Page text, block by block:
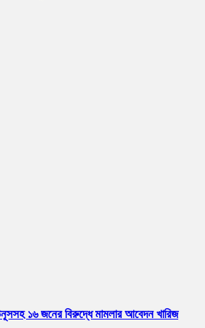
১৬ জনের বিরুদ্ধে মামলার আবেদন খারিজ